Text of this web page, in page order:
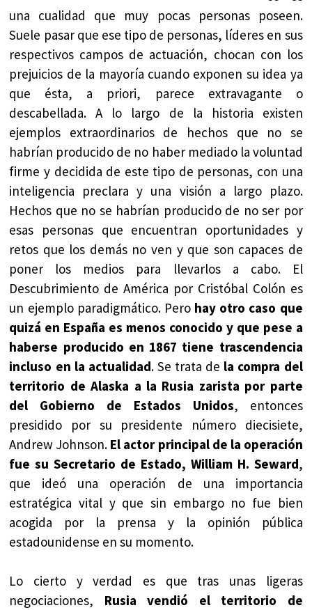
una cualidad que muy pocas personas poseen.
Suele pasar que ese tipo de personas, líderes en sus
respectivos campos de actuación, chocan con los
prejuicios de la mayoría cuando exponen su idea ya
que ésta, a priori, parece extravagante o
descabellada. A lo largo de la historia existen
ejemplos extraordinarios de hechos que no se
habrían producido de no haber mediado la voluntad
firme y decidida de este tipo de personas, con una
inteligencia preclara y una visión a largo plazo.
Hechos que no se habrían producido de no ser por
esas personas que encuentran oportunidades y
retos que los demás no ven y que son capaces de
poner los medios para llevarlos a cabo. El
Descubrimiento de América por Cristóbal Colón es
un ejemplo paradigmático. Pero hay otro caso que
quizá en España es menos conocido y que pese a
haberse producido en 1867 tiene trascendencia
incluso en la actualidad. Se trata de la compra del
territorio de Alaska a la Rusia zarista por parte
del Gobierno de Estados Unidos, entonces
presidido por su presidente número diecisiete,
Andrew Johnson. El actor principal de la operación
fue su Secretario de Estado, William H. Seward,
que ideó una operación de una importancia
estratégica vital y que sin embargo no fue bien
acogida por la prensa y la opinión pública
estadounidense en su momento.
Lo cierto y verdad es que tras unas ligeras
negociaciones, Rusia vendió el territorio de